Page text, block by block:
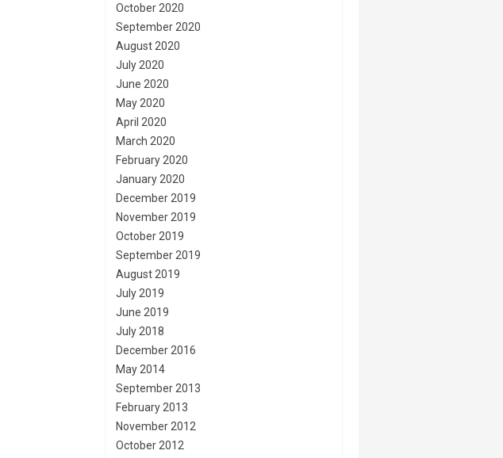
October 2020
September 2020
August 2020
July 2020
June 2020
May 2020
April 2020
March 2020
February 2020
January 2020
December 2019
November 2019
October 2019
September 2019
August 2019
July 2019
June 2019
July 2018
December 2016
May 2014
September 2013
February 2013
November 2012
October 2012